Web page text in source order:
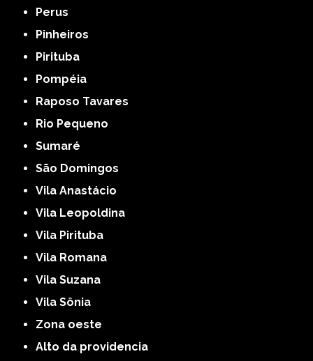
Perus
Pinheiros
Pirituba
Pompéia
Raposo Tavares
Rio Pequeno
Sumaré
São Domingos
Vila Anastácio
Vila Leopoldina
Vila Pirituba
Vila Romana
Vila Suzana
Vila Sônia
Zona oeste
alto da providencia